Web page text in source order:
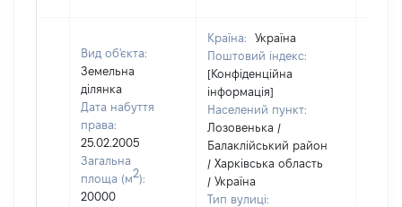
Вид об'єкта:
Земельна
ділянка
Дата набуття
права:
25.02.2005
Загальна
площа (м2):
20000
Країна:
Україна
Поштовий індекс:
[Конфіденційна
інформація]
Населений пункт:
Лозовенька /
Балаклійський район
/ Харківська область
/ Україна
Тип вулиці: